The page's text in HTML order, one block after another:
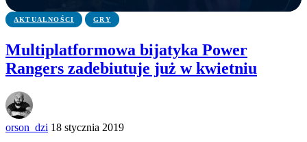
AKTUALNOŚCI GRY
Multiplatformowa bijatyka Power
Rangers zadebiutuje już w kwietniu
orson_dzi 18 stycznia 2019